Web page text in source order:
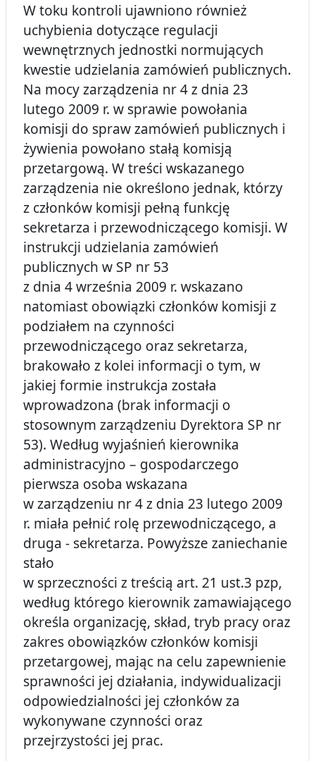
W toku kontroli ujawniono również
uchybienia dotyczące regulacji
wewnętrznych jednostki normujących
kwestie udzielania zamówień publicznych.
Na mocy zarządzenia nr 4 z dnia 23
lutego 2009 r. w sprawie powołania
komisji do spraw zamówień publicznych i
żywienia powołano stałą komisją
przetargową. W treści wskazanego
zarządzenia nie określono jednak, którzy
z członków komisji pełną funkcję
sekretarza i przewodniczącego komisji. W
instrukcji udzielania zamówień
publicznych w SP nr 53
z dnia 4 września 2009 r. wskazano
natomiast obowiązki członków komisji z
podziałem na czynności
przewodniczącego oraz sekretarza,
brakowało z kolei informacji o tym, w
jakiej formie instrukcja została
wprowadzona (brak informacji o
stosownym zarządzeniu Dyrektora SP nr
53). Według wyjaśnień kierownika
administracyjno – gospodarczego
pierwsza osoba wskazana
w zarządzeniu nr 4 z dnia 23 lutego 2009
r. miała pełnić rolę przewodniczącego, a
druga - sekretarza. Powyższe zaniechanie
stało
w sprzeczności z treścią art. 21 ust.3 pzp,
według którego kierownik zamawiającego
określa organizację, skład, tryb pracy oraz
zakres obowiązków członków komisji
przetargowej, mając na celu zapewnienie
sprawności jej działania, indywidualizacji
odpowiedzialności jej członków za
wykonywane czynności oraz
przejrzystości jej prac.